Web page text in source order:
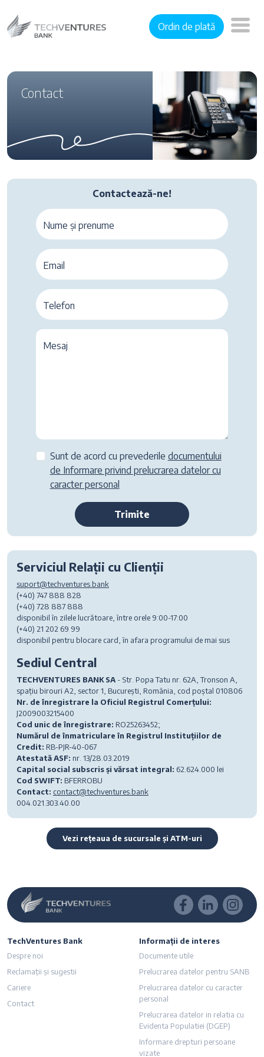
Ordin de plată
Contact
Contactează-ne!
Nume și prenume
Email
Telefon
Mesaj
Sunt de acord cu prevederile documentului
de Informare privind prelucrarea datelor cu
caracter personal
Trimite
Serviciul Relații cu Clienții
suport@techventures.bank
(+40) 747 888 828
(+40) 728 887 888
disponibil în zilele lucrătoare, între orele 9:00-17:00
(+40) 21 202 69 99
disponibil pentru blocare card, în afara programului de mai sus
Sediul Central
TECHVENTURES BANK SA - Str. Popa Tatu nr. 62A, Tronson A,
spațiu birouri A2, sector 1, București, România, cod poștal 010806
Nr. de înregistrare la Oficiul Registrul Comerțului:
J2009003215400
Cod unic de înregistrare: RO25263452;
Numărul de înmatriculare în Registrul Instituțiilor de
Credit: RB-PJR-40-067
Atestată ASF: nr. 13/28.03.2019
Capital social subscris și vărsat integral: 62.624.000 lei
Cod SWIFT: BFERROBU
Contact: contact@techventures.bank
004.021.303.40.00
Vezi rețeaua de sucursale și ATM-uri
TechVentures Bank
Despre noi
Reclamații și sugestii
Cariere
Contact
Informații de interes
Documente utile
Prelucrarea datelor pentru SANB
Prelucrarea datelor cu caracter
personal
Prelucrarea datelor in relatia cu
Evidenta Populatiei (DGEP)
Informare drepturi persoane
vizate